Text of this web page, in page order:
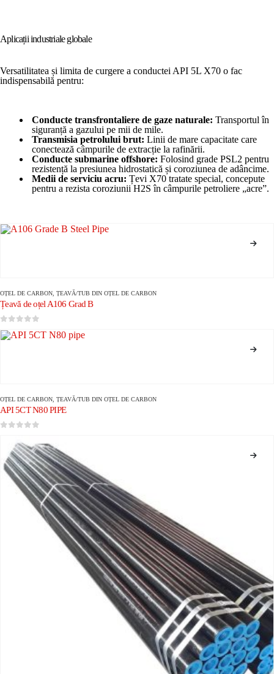
Aplicații industriale globale
Versatilitatea și limita de curgere a conductei API 5L X70 o fac
indispensabilă pentru:
Conducte transfrontaliere de gaze naturale: Transportul în
siguranță a gazului pe mii de mile.
Transmisia petrolului brut: Linii de mare capacitate care
conectează câmpurile de extracție la rafinării.
Conducte submarine offshore: Folosind grade PSL2 pentru
rezistență la presiunea hidrostatică și coroziunea de adâncime.
Medii de serviciu acru: Țevi X70 tratate special, concepute
pentru a rezista coroziunii H2S în câmpurile petroliere „acre”.
OȚEL DE CARBON ȚEAVĂ/TUB DIN OȚEL DE CARBON
Țeavă de oțel A106 Grad B
OȚEL DE CARBON ȚEAVĂ/TUB DIN OȚEL DE CARBON
API 5CT N80 PIPE